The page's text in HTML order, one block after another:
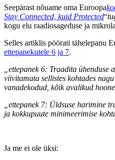
Seepärast nõuame oma Euroopa
Stay Connected, kuid Protected“
kogu elu raadiosageduse ja
Selles artiklis pöörati tähelepanu
ettepanekutele 6 ja 7.
„ettepanek 6: Traadita ühenduse
viivitamata sellistes kohtades
vanadekodud, kõik avalikud
„ettepanek 7: Üldsuse harimine
ja kokkupuute minimeerimise
Ja me ei ole üksi: